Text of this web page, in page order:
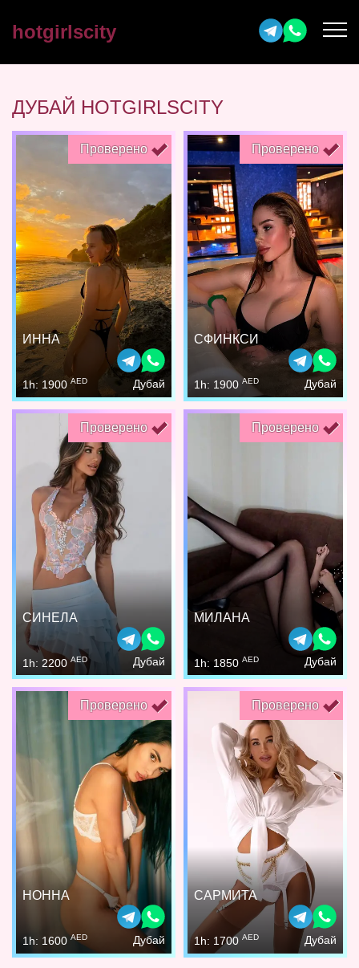
hotgirlscity
ДУБАЙ HOTGIRLSCITY
Проверено
ИННА
1h: 1900 AED Дубай
Проверено
СФИНКСИ
1h: 1900 AED Дубай
Проверено
СИНЕЛА
1h: 2200AED Дубай
Проверено
МИЛАНА
1h: 1850 AED Дубай
Проверено
НОННА
1h: 1600 AED Дубай
Проверено
САРМИТА
1h: 1700 AED Дубай